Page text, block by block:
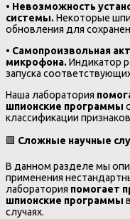
• Невозможность
системы.Некоторые
обновления для
• Самопроизвольная
микрофона.Индикатор
запуска
Наша лаборатория
шпионские программы
классификации
🟩 Сложные научные
В данном разделе мы
применения
лаборатория помогает
шпионские программы
случаях.